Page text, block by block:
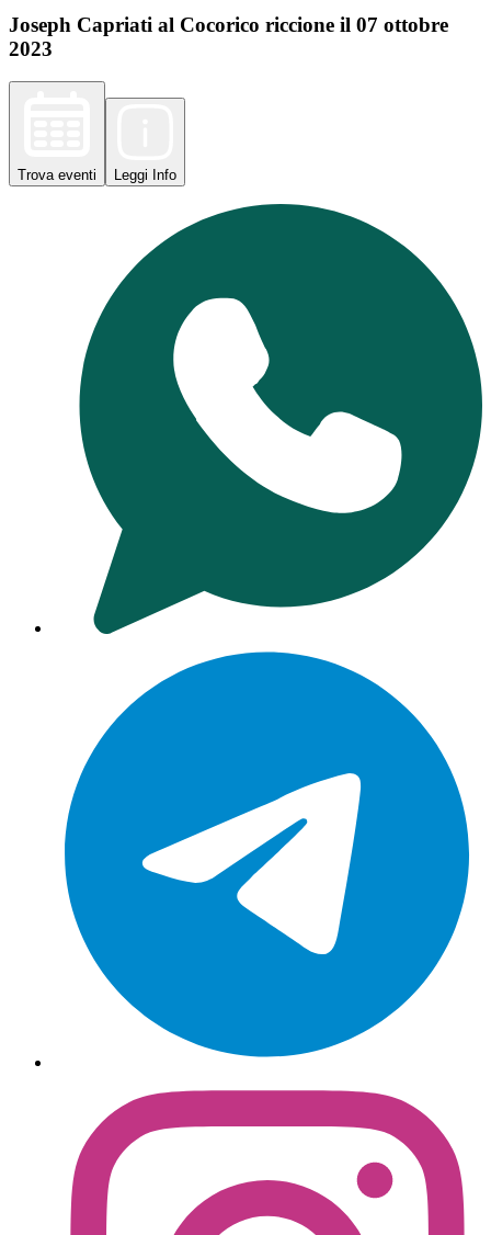
Joseph Capriati al Cocorico riccione il 07 ottobre
2023
Trova eventi Leggi Info